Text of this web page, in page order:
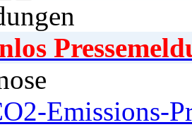
Emissions-